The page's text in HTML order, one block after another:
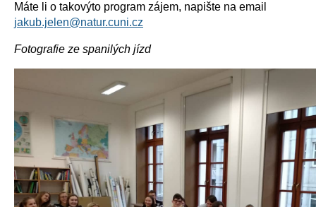
Máte li o takovýto program zájem, napište na email
jakub.jelen@natur.cuni.cz
Fotografie ze spanilých jízd